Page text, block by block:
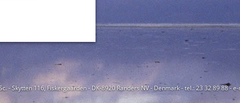
- Skytten 116, Fiskergaarden - DK-8920 Randers NV - Denmark - tel.: 23 32 89 88 -